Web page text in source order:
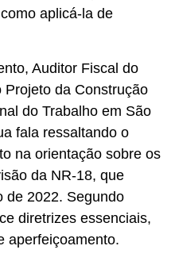
aplicá-la de
Auditor Fiscal do
da Construção
do Trabalho em São
fala ressaltando o
na orientação sobre os
da NR-18, que
de 2022. Segundo
diretrizes essenciais,
aperfeiçoamento.